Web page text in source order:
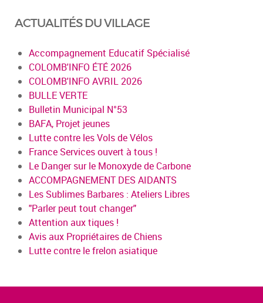
ACTUALITÉS DU VILLAGE
Accompagnement Educatif Spécialisé
COLOMB'INFO ÉTÉ 2026
COLOMB'INFO AVRIL 2026
BULLE VERTE
Bulletin Municipal N°53
BAFA, Projet jeunes
Lutte contre les Vols de Vélos
France Services ouvert à tous !
Le Danger sur le Monoxyde de Carbone
ACCOMPAGNEMENT DES AIDANTS
Les Sublimes Barbares : Ateliers Libres
"Parler peut tout changer"
Attention aux tiques !
Avis aux Propriétaires de Chiens
Lutte contre le frelon asiatique